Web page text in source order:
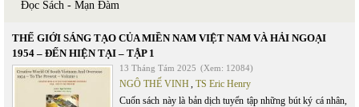
Đọc Sách - Mạn Đàm
THẾ GIỚI SÁNG TẠO CỦA MIỀN NAM VIỆT NAM VÀ HẢI NGOẠI
1954 – ĐẾN HIỆN TẠI – TẬP 1
13 Tháng Tám 2025 (Xem: 12084)
NGÔ THẾ VINH, TS Eric Henry
Cuốn sách này là bản dịch tuyển tập những bút ký cá nhân,